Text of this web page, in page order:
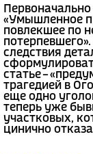
«Умышленное
повлекшее по
следствия
статье –
трагедией в
еще одно
теперь уже
участковых,
цинично